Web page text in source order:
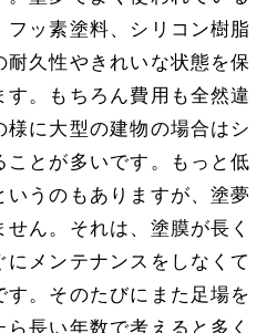
ッ素塗料、シリコン樹脂
耐久性やきれいな状態を保
。もちろん費用も全然違
様に大型の建物の場合はシ
ことが多いです。もっと低
いうのもありますが、塗夢
ん。それは、塗膜が長く
にメンテナンスをしなくて
す。そのたびにまた足場を
長い年数で考えると多く